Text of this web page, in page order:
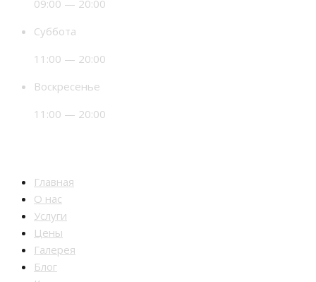
09:00 — 20:00
Суббота
11:00 — 20:00
Воскресенье
11:00 — 20:00
Главная
О нас
Услуги
Цены
Галерея
Блог